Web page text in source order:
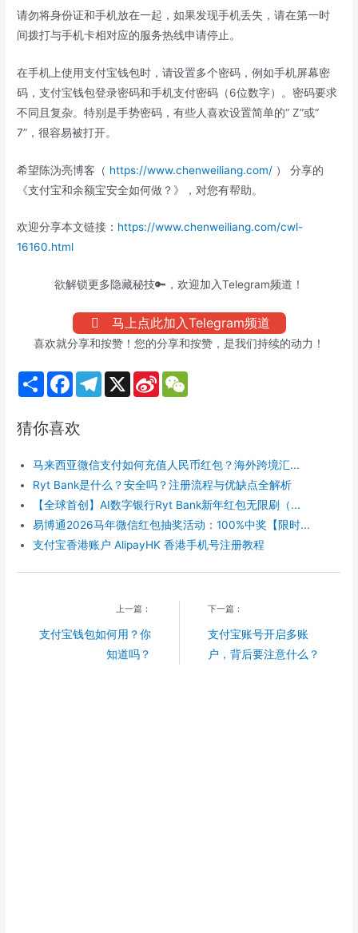
请勿将身份证和手机放在一起，如果发现手机丢失，请在第一时
间拨打与手机卡相对应的服务热线申请停止。
在手机上使用支付宝钱包时，请设置多个密码，例如手机屏幕密
码，支付宝钱包登录密码和手机支付密码（6位数字）。密码要求
不同且复杂。特别是手势密码，有些人喜欢设置简单的“ Z”或“
7”，很容易被打开。
希望陈沩亮博客（ https://www.chenweiliang.com/ ） 分享的
《支付宝和余额宝安全如何做？》，对您有帮助。
欢迎分享本文链接： https://www.chenweiliang.com/cwl-
16160.html
欲解锁更多隐藏秘技🔑，欢迎加入Telegram频道！
马上点此加入Telegram频道
喜欢就分享和按赞！您的分享和按赞，是我们持续的动力！
S
h
e
F
b
k
T
m
X
S
b
o
猜你喜欢
马来西亚微信支付如何充值人民币红包？海外跨境汇...
Ryt Bank是什么？安全吗？注册流程与优缺点全解析
【全球首创】AI数字银行Ryt Bank新年红包无限刷（...
易博通2026马年微信红包抽奖活动：100%中奖【限时...
支付宝香港账户 AlipayHK 香港手机号注册教程
上一篇：
支付宝钱包如何用？你
知道吗？
下一篇：
支付宝账号开启多账
户，背后要注意什么？